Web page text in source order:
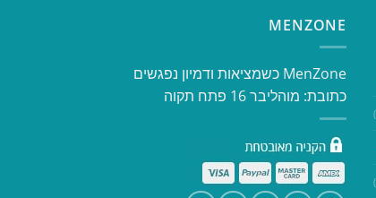
MENZONE
​​MenZone כשמציאות ודמיון נפגשים​
כתובת: מוהליבר 16 פתח תקוה